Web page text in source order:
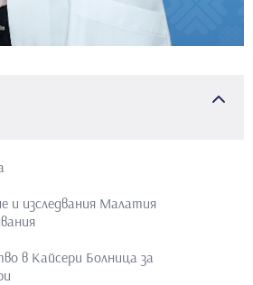
и изследвания Малатия
в Кайсери Болница за